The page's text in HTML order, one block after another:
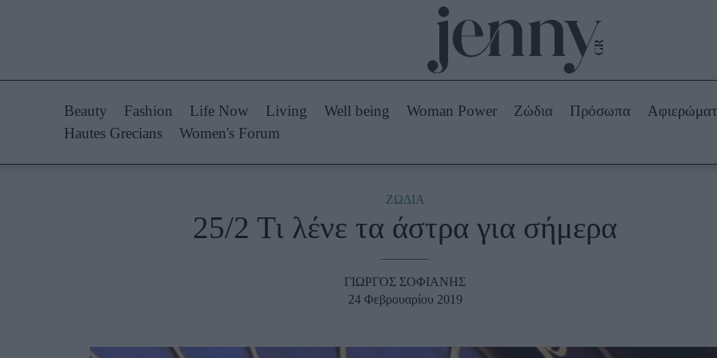
Styling Tips
Fashion News
Beauty -
Ομορφιά
Skincare
Μακιγιάζ
Πρόσωπα
Celebrities
Συνεντεύξεις
Ζώδια
Beauty Fashion Life Now Living Well being Woman Power Ζώδια Πρόσωπα
Hautes Grecians
Women's Forum
ΖΩΔΙΑ
25/2 Τι λένε τα άστρα για σήμερα
ΓΙΩΡΓΟΣ ΣΟΦΙΑΝΗΣ
24 Φεβρουαρίου 2019